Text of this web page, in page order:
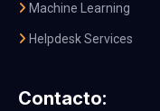
Machine Learning
Helpdesk Services
Contacto: